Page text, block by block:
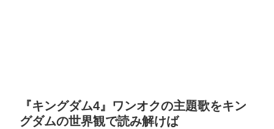
『キングダム4』ワンオクの主題歌をキン
グダムの世界観で読み解けば